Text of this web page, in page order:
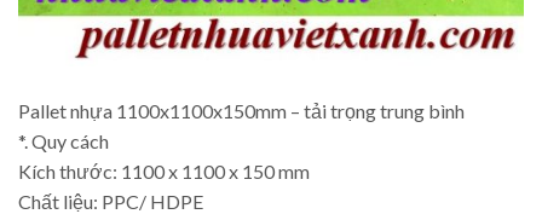
Pallet nhựa 1100x1100x150mm – tải trọng trung bình
*. Quy cách
Kích thước: 1100 x 1100 x 150 mm
Chất liệu: PPC/ HDPE